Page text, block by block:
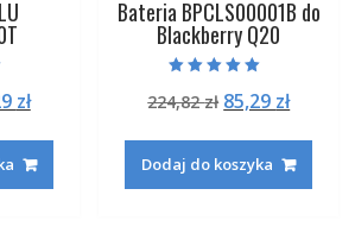
zł.
złAktualna
62,29 zł.
Bateria BPCLS00001B do
Blackberry Q20
5.00
na 5
224,82zł Pierwotna
wynosiła:
224,82 zł.
85,29 zł
85,29
Dodaj do koszyka